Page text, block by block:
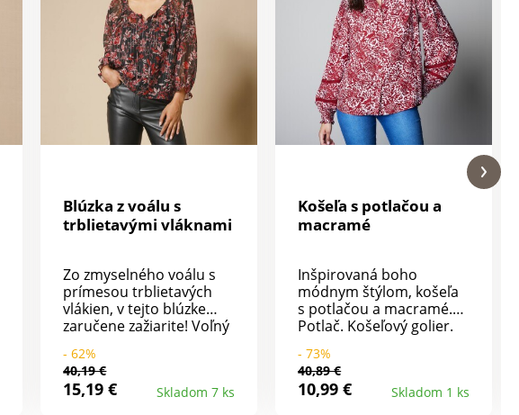
Blúzka z voálu s
trblietavými vláknami
Zo zmyselného voálu s
prímesou trblietavých
vlákien, v tejto blúzke
zaručene zažiarite! Voľný
nariaseným volánom.
Nariasenie pod
výstrihom. Priestrih so
- 62%
40,19 €
15,19 € Skladom 7 ks
Košeľa s potlačou a
macramé
Inšpirovaná boho
módnym štýlom, košeľa
s potlačou a macramé.
Potlač. Košeľový golier.
Vpredu a vzadu na
pleciach nariasené sedlo.
Žabkované ramená. Dlhé
- 73%
40,89 €
10,99 € Skladom 1 ks